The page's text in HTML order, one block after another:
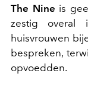
The Nine is
zestig overal
huisvrouwen
bespreken,
opvoedden.